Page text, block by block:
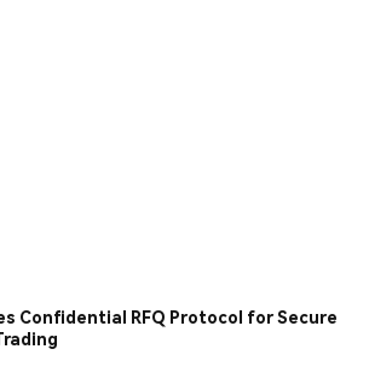
Confidential RFQ Protocol for Secure